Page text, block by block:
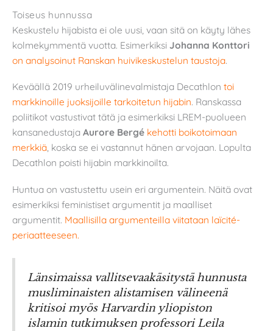
Toiseus hunnussa
Keskustelu hijabista ei ole uusi, vaan sitä on käyty lähes
kolmekymmentä vuotta. Esimerkiksi Johanna Konttori
on analysoinut Ranskan huivikeskustelun taustoja.
Keväällä 2019 urheiluvälinevalmistaja Decathlon toi
markkinoille juoksijoille tarkoitetun hijabin. Ranskassa
poliitikot vastustivat tätä ja esimerkiksi LREM-puolueen
kansanedustaja Aurore Bergé kehotti boikotoimaan
merkkiä, koska se ei vastannut hänen arvojaan. Lopulta
Decathlon poisti hijabin markkinoilta.
Huntua on vastustettu usein eri argumentein. Näitä ovat
esimerkiksi feministiset argumentit ja maalliset
argumentit. Maallisilla argumenteilla viitataan laïcité-
periaatteeseen.
Länsimaissa vallitsevaakäsitystä hunnusta
muslimi­naisten alistamisen välineenä
kritisoi myös Harvardin yliopis­ton
islamin tutkimuksen pro­fessori Leila